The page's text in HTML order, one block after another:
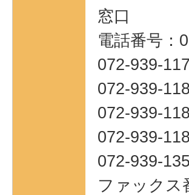
窓口
電話番号：
072-939-
072-939-
072-939-
072-939-
072-939-
ファックス